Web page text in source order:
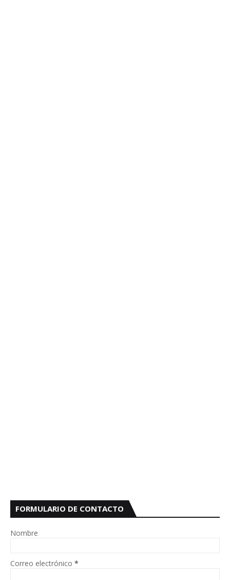
FORMULARIO DE CONTACTO
Nombre
Correo electrónico *